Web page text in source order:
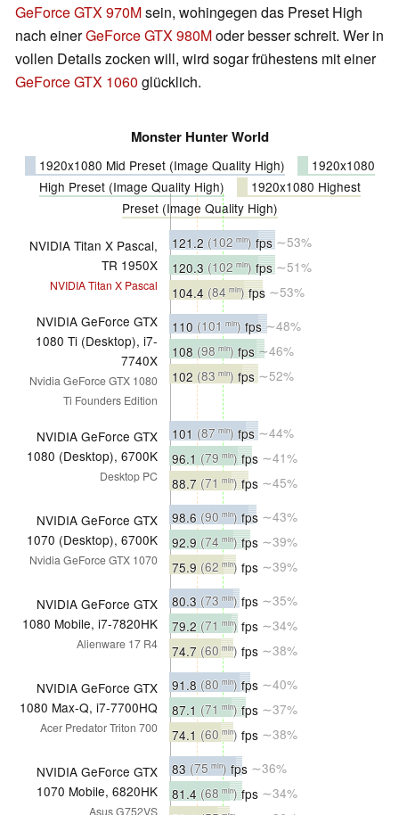
GeForce GTX 970Msein, wohingegen das Preset High
nach einerGeForce GTX 980Moder besser schreit. Wer in
vollen Details zocken will, wird sogar frühestens mit einer
GeForce GTX 1060 glücklich.
Monster Hunter World
1920x1080 Mid Preset (Image Quality High)
1920x1080
High Preset (Image Quality High)
1920x1080 Highest
Preset (Image Quality High)
NVIDIA Titan X Pascal,
TR 1950X
NVIDIA Titan X Pascal
121.2 (102 min) fps∼53%
120.3 (102 min) fps∼51%
104.4 (84 min)fps ∼53%
NVIDIA GeForce GTX
1080 Ti (Desktop), i7-
7740X
Nvidia GeForce GTX 1080
Ti Founders Edition
110 (101 min) fps∼48%
108 (98 min) fps∼46%
102 (83 min) fps∼52%
NVIDIA GeForce GTX
1080 (Desktop), 6700K
Desktop PC
101 (87 min) fps∼44%
96.1 (79 min)fps ∼41%
88.7 (71 min)fps ∼45%
NVIDIA GeForce GTX
1070 (Desktop), 6700K
Nvidia GeForce GTX 1070
98.6 (90 min) fps ∼43%
92.9 (74 min)fps ∼39%
75.9 (62 min) fps ∼39%
NVIDIA GeForce GTX
1080 Mobile, i7-7820HK
Alienware 17 R4
80.3 (73 min)fps ∼35%
79.2 (71 min) fps ∼34%
74.7 (60 min) fps ∼38%
NVIDIA GeForce GTX
1080 Max-Q, i7-7700HQ
Acer Predator Triton 700
91.8 (80 min)fps ∼40%
87.1 (71 min)fps ∼37%
74.1 (60 min) fps ∼38%
NVIDIA GeForce GTX
1070 Mobile, 6820HK
Asus G752VS
83 (75 min) fps ∼36%
81.4 (68 min)fps ∼34%